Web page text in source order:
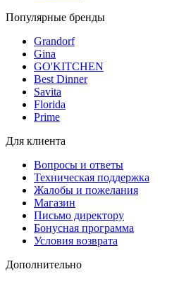
Популярные бренды
Grandorf
Gina
GO'KITCHEN
Best Dinner
Savita
Florida
Prime
Для клиента
Вопросы и ответы
Техническая поддержка
Жалобы и пожелания
Магазин
Письмо директору
Бонусная программа
Условия возврата
Дополнительно